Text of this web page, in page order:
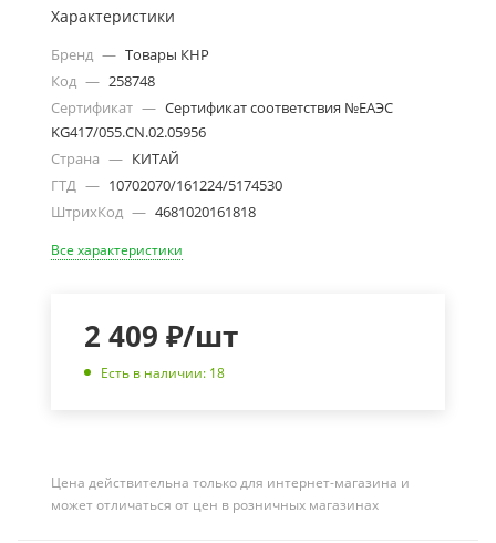
Характеристики
Бренд — Товары КНР
Код — 258748
Сертификат — Сертификат соответствия №ЕАЭС
KG417/055.CN.02.05956
Страна — КИТАЙ
ГТД — 10702070/161224/5174530
ШтрихКод — 4681020161818
Все характеристики
2 409 ₽/шт
Есть в наличии: 18
Цена действительна только для интернет-магазина и
может отличаться от цен в розничных магазинах